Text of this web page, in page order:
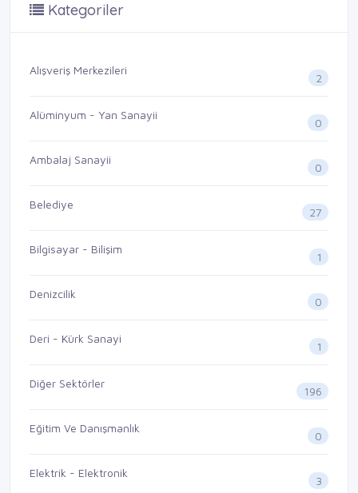
Kategoriler
Alışveriş Merkezileri
2
Alüminyum - Yan Sanayii
0
Ambalaj Sanayii
0
Belediye
27
Bilgisayar - Bilişim
1
Denizcilik
0
Deri - Kürk Sanayi
1
Diğer Sektörler
196
Eğitim Ve Danışmanlık
0
Elektrik - Elektronik
3